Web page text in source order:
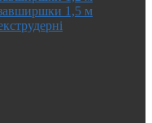
1,5 м